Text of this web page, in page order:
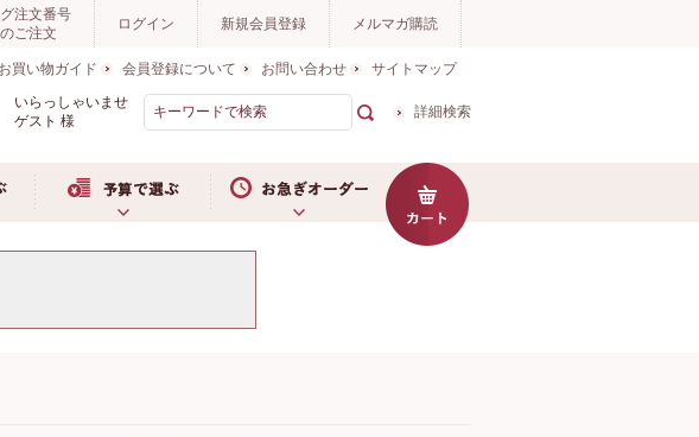
注文番号
ご注文
ログイン 新規会員登録 メルマガ購読
買い物ガイド 会員登録について お問い合わせ
サイトマップ
いらっしゃいませ
ゲスト 様
詳細検索